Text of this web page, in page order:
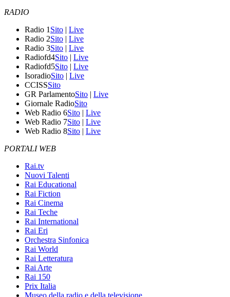
RADIO
Radio 1 Sito | Live
Radio 2Sito | Live
Radio 3Sito | Live
Radiofd4Sito | Live
Radiofd5Sito | Live
IsoradioSito | Live
CCISSSito
GR ParlamentoSito | Live
Giornale RadioSito
Web Radio 6Sito | Live
Web Radio 7Sito | Live
Web Radio 8Sito | Live
PORTALI WEB
Rai.tv
Nuovi Talenti
Rai Educational
Rai Fiction
Rai Cinema
Rai Teche
Rai International
Rai Eri
Orchestra Sinfonica
Rai World
Rai Letteratura
Rai Arte
Rai 150
Prix Italia
Museo della radio e della televisione